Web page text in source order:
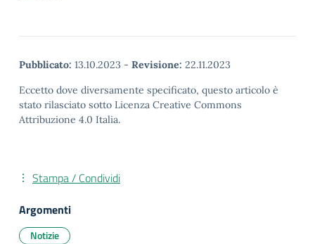
Pubblicato: 13.10.2023 - Revisione: 22.11.2023
Eccetto dove diversamente specificato, questo articolo è
stato rilasciato sotto Licenza Creative Commons
Attribuzione 4.0 Italia.
Stampa / Condividi
Argomenti
Notizie